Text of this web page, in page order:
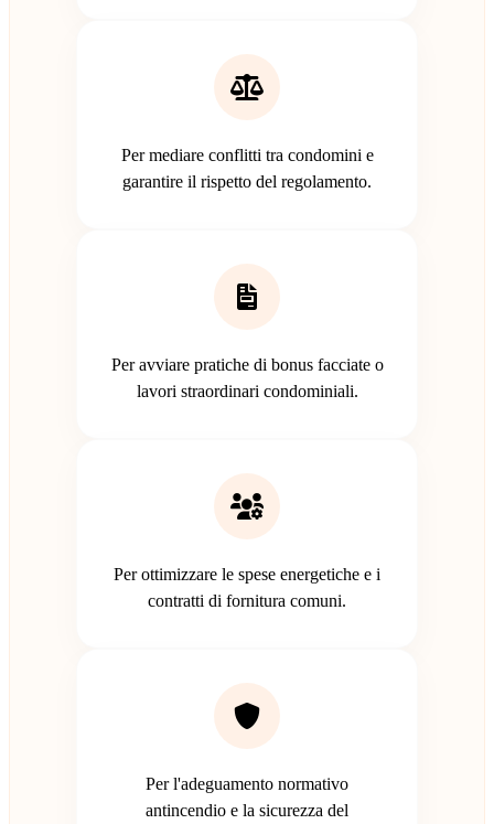
Per mediare conflitti tra condomini e
garantire il rispetto del regolamento.
Per avviare pratiche di bonus facciate o
lavori straordinari condominiali.
Per ottimizzare le spese energetiche e i
contratti di fornitura comuni.
Per l'adeguamento normativo
antincendio e la sicurezza del